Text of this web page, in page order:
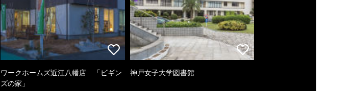
ワークホームズ近江八幡店 「ビギン
ズの家」
神戸女子大学図書館